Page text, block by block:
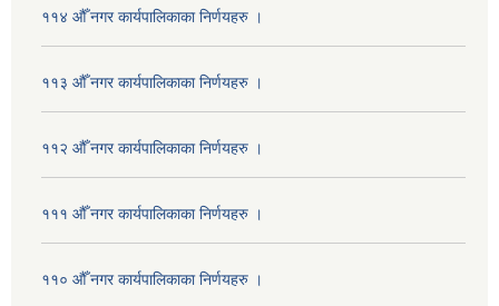
११४ औँ नगर कार्यपालिकाका निर्णयहरु ।
११३ औँ नगर कार्यपालिकाका निर्णयहरु ।
११२ औँ नगर कार्यपालिकाका निर्णयहरु ।
१११ औँ नगर कार्यपालिकाका निर्णयहरु ।
११० औँ नगर कार्यपालिकाका निर्णयहरु ।